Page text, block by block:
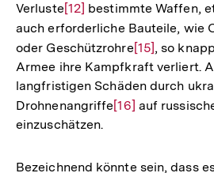
Verluste Zur
Auflösung
der
Fußnote
[12] bestimmte Waffen,
auch erforderliche Bauteile, wie
oder Geschützrohre Zur
Auflösung
der
Fußnote
[15] , so
Armee ihre Kampfkraft verliert.
langfristigen Schäden durch
Drohnenangriffe Zur
Fußnote
[16] auf
einzuschätzen.
Bezeichnend könnte sein, dass